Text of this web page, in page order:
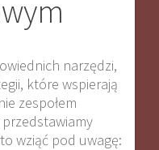
narzędzi,
które wspierają
zespołem
wziąć pod uwagę: